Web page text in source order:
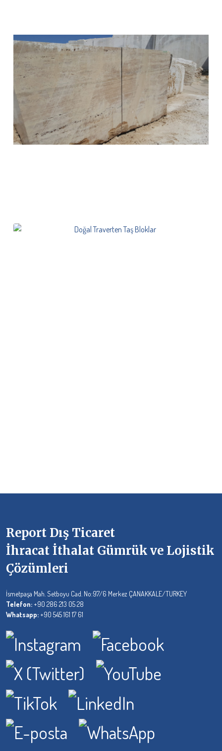
Report Dış Ticaret
İhracat İthalat Gümrük ve Lojistik
Çözümleri
İsmetpaşa Mah. Setboyu Cad. No:97/6 Merkez ÇANAKKALE/TURKEY
Telefon: +90 286 213 05 28
Whatsapp: +90 545 161 17 61